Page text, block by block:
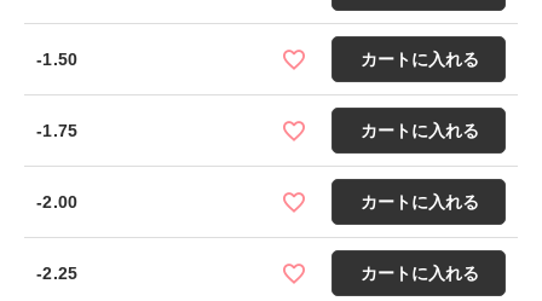
-1.50 カートに入れる
-1.75 カートに入れる
-2.00 カートに入れる
-2.25 カートに入れる